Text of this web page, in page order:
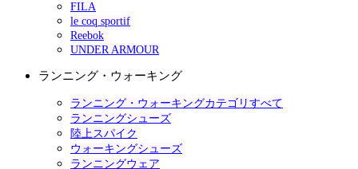
FILA
le coq sportif
Reebok
UNDER ARMOUR
ランニング・ウォーキング
ランニング・ウォーキングカテゴリすべて
ランニングシューズ
陸上スパイク
ウォーキングシューズ
ランニングウェア